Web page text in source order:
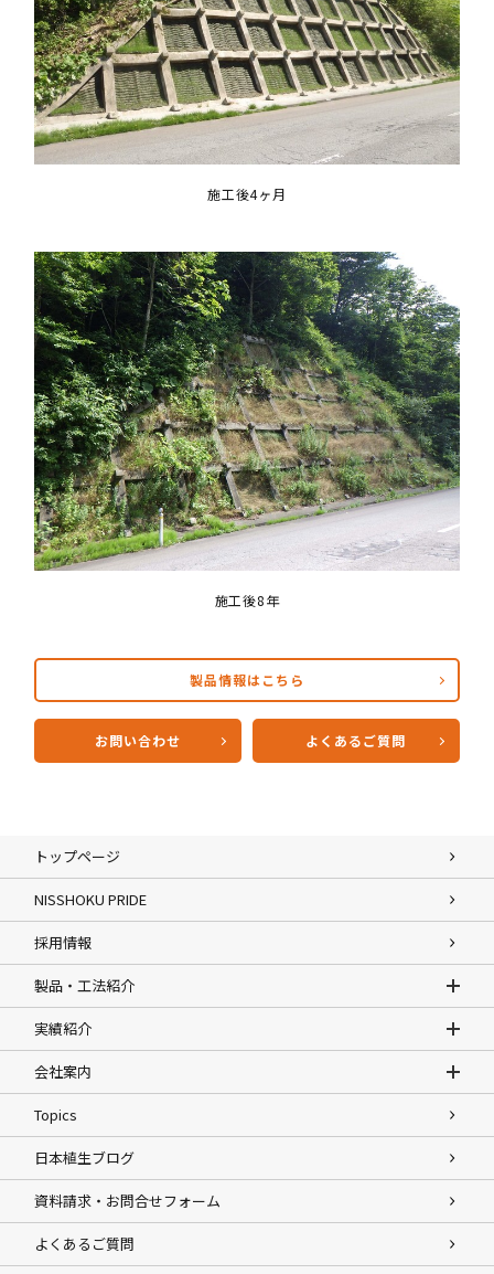
施工後4ヶ月
施工後8年
製品情報はこちら
お問い合わせ よくあるご質問
トップページ
NISSHOKU PRIDE
採用情報
製品・工法紹介
実績紹介
会社案内
Topics
日本植生ブログ
資料請求・お問合せフォーム
よくあるご質問